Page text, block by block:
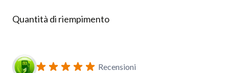
Quantità di riempimento
Iscriviti al modulo di notifica ritorno in stock
Recensioni